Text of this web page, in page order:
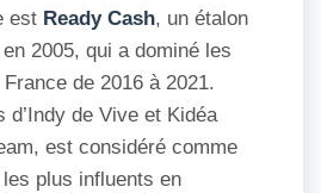
est Ready Cash, un étalon
2005, qui a dominé les
de 2016 à 2021.
d’Indy de Vive et Kidéa
est considéré comme
les plus influents en